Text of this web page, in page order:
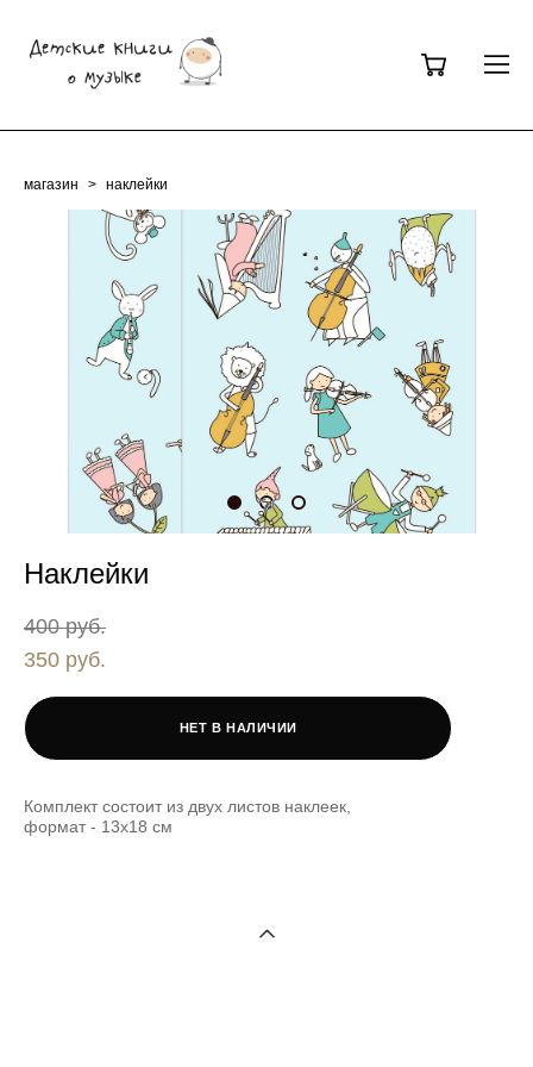
магазин > наклейки
Наклейки
400 pуб.
350 pуб.
НЕТ В НАЛИЧИИ
Комплект состоит из двух листов наклеек,
формат - 13х18 см